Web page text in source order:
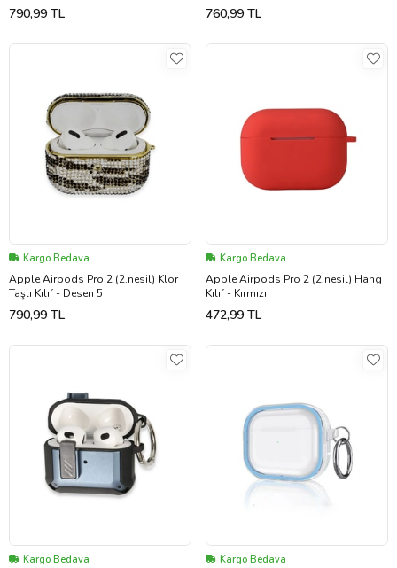
790,99 TL 760,99 TL
Kargo Bedava
Apple Airpods Pro 2 (2.nesil) Klor
Taşlı Kılıf - Desen 5
790,99 TL
Kargo Bedava
Apple Airpods Pro 2 (2.nesil) Hang
Kılıf - Kırmızı
472,99 TL
Kargo Bedava Kargo Bedava